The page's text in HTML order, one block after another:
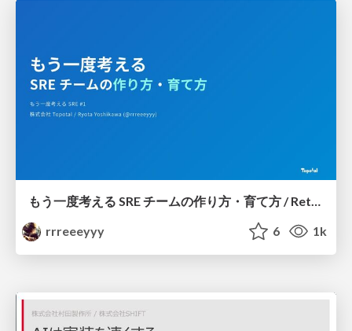
もう一度考える SRE チームの作り方・育て方 / Rethinking SRE #1: Building and Growing SRE Teams
rrreeeyyy
6 1k